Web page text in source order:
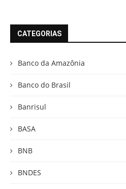
CATEGORIAS
Banco da Amazônia
Banco do Brasil
Banrisul
BASA
BNB
BNDES